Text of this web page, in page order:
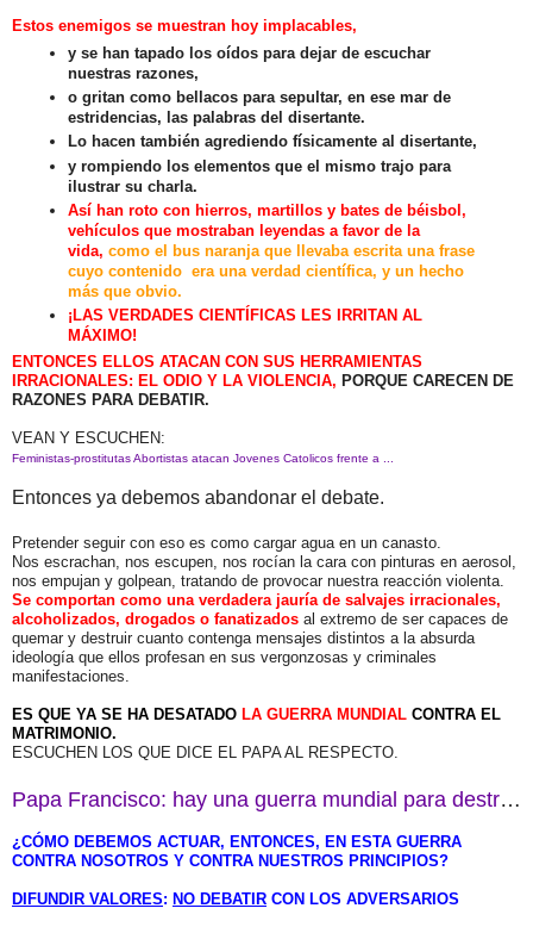
Estos enemigos se muestran hoy implacables,
y se han tapado los oídos para dejar de escuchar
nuestras razones,
o gritan como bellacos para sepultar, en ese mar de
estridencias, las palabras del disertante.
Lo hacen también agrediendo físicamente al disertante,
y rompiendo los elementos que el mismo trajo para
ilustrar su charla.
Así han roto con hierros, martillos y bates de béisbol,
vehículos que mostraban leyendas a favor de la
vida, como el bus naranja que llevaba escrita una frase
cuyo contenido era una verdad científica, y un hecho
más que obvio.
¡LAS VERDADES CIENTÍFICAS LES IRRITAN AL
MÁXIMO!
ENTONCES ELLOS ATACAN CON SUS HERRAMIENTAS
IRRACIONALES: EL ODIO Y LA VIOLENCIA, PORQUE CARECEN DE
RAZONES PARA DEBATIR.
VEAN Y ESCUCHEN:
Feministas-prostitutas Abortistas atacan Jovenes Catolicos frente a ...
Entonces ya debemos abandonar el debate.
Pretender seguir con eso es como cargar agua en un canasto.
Nos escrachan, nos escupen, nos rocían la cara con pinturas en aerosol,
nos empujan y golpean, tratando de provocar nuestra reacción violenta.
Se comportan como una verdadera jauría de salvajes irracionales,
alcoholizados, drogados o fanatizados al extremo de ser capaces de
quemar y destruir cuanto contenga mensajes distintos a la absurda
ideología que ellos profesan en sus vergonzosas y criminales
manifestaciones.
ES QUE YA SE HA DESATADO LA GUERRA MUNDIAL CONTRA EL
MATRIMONIO.
ESCUCHEN LOS QUE DICE EL PAPA AL RESPECTO.
Papa Francisco: hay una guerra mundial para destruir el matrimonio .
¿CÓMO DEBEMOS ACTUAR, ENTONCES, EN ESTA GUERRA
CONTRA NOSOTROS Y CONTRA NUESTROS PRINCIPIOS?
DIFUNDIR VALORES: NO DEBATIR CON LOS ADVERSARIOS